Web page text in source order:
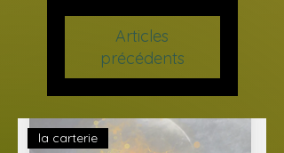
Articles
précédents
la carterie